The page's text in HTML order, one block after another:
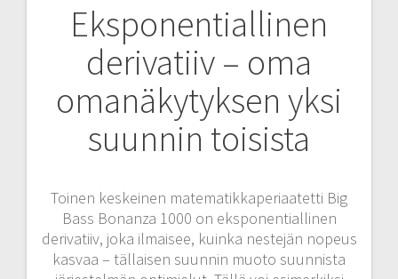
Eksponentiallinen
derivatiiv – oma
omanäkytyksen yksi
suunnin toisista
Toinen keskeinen matematikkaperiaatetti Big
Bass Bonanza 1000 on eksponentiallinen
derivatiiv, joka ilmaisee, kuinka nestejän nopeus
kasvaa – tällaisen suunnin muoto suunnista